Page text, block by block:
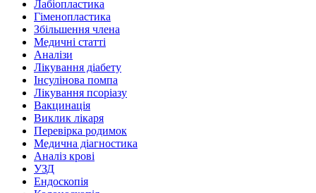
Лабіопластика
Гіменопластика
Збільшення члена
Медичні статті
Аналізи
Лікування діабету
Інсулінова помпа
Лікування псоріазу
Вакцинація
Виклик лікаря
Перевірка родимок
Медична діагностика
Аналіз крові
УЗД
Ендоскопія